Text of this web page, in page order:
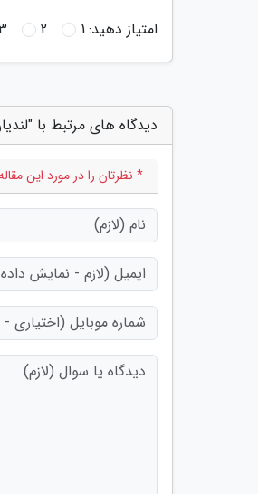
امتیاز دهید:1
2
دیدگاه های مرتبط با "لندیان ئی5؛ شاسی بلند نو از برند
* نظرتان را در مورد این